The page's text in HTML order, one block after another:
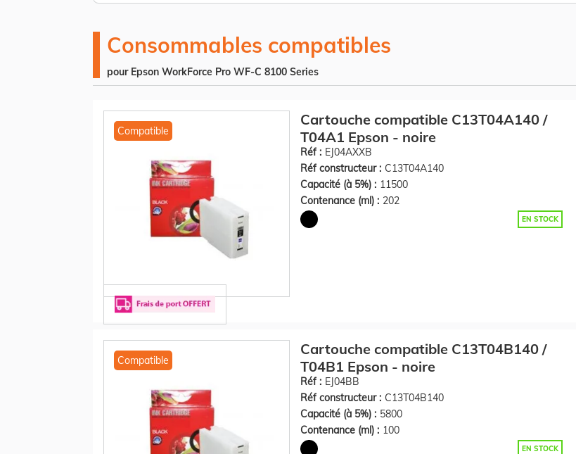
Consommables compatibles
pour Epson WorkForce Pro WF-C 8100 Series
Compatible
Cartouche compatible C13T04A140 /
T04A1 Epson - noire
Réf : EJ04AXXB
Réf constructeur : C13T04A140
Capacité (à 5%) : 11500
Contenance (ml) : 202
EN STOCK
Compatible
Cartouche compatible C13T04B140 /
T04B1 Epson - noire
Réf : EJ04BB
Réf constructeur : C13T04B140
Capacité (à 5%) : 5800
Contenance (ml) : 100
EN STOCK